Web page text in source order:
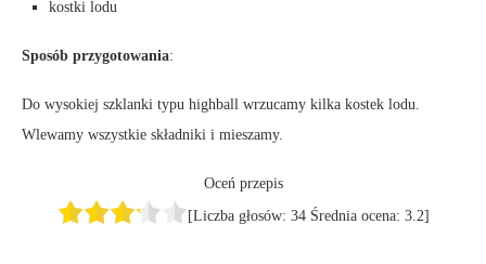
kostki lodu
Sposób przygotowania:
Do wysokiej szklanki typu highball wrzucamy kilka kostek lodu.
Wlewamy wszystkie składniki i mieszamy.
Oceń przepis
[Liczba głosów: 34Średnia ocena: 3.2]